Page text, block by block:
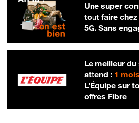
Une super
tout faire chez
5G. Sans
Le meilleur
attend : 1
L’Équipe sur
offres Fibre